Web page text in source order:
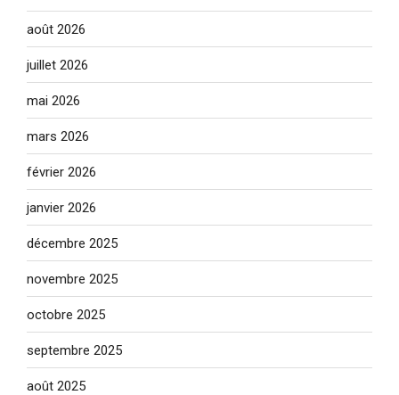
août 2026
juillet 2026
mai 2026
mars 2026
février 2026
janvier 2026
décembre 2025
novembre 2025
octobre 2025
septembre 2025
août 2025